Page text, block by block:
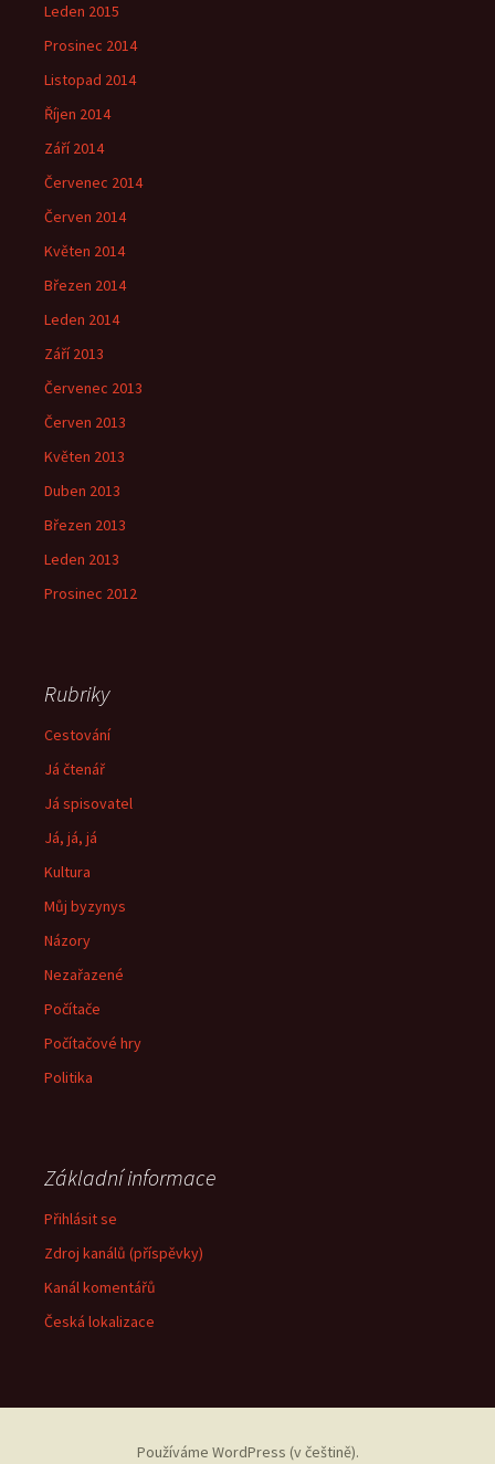
Leden 2015
Prosinec 2014
Listopad 2014
Říjen 2014
Září 2014
Červenec 2014
Červen 2014
Květen 2014
Březen 2014
Leden 2014
Září 2013
Červenec 2013
Červen 2013
Květen 2013
Duben 2013
Březen 2013
Leden 2013
Prosinec 2012
Rubriky
Cestování
Já čtenář
Já spisovatel
Já, já, já
Kultura
Můj byzynys
Názory
Nezařazené
Počítače
Počítačové hry
Politika
Základní informace
Přihlásit se
Zdroj kanálů (příspěvky)
Kanál komentářů
Česká lokalizace
Používáme WordPress (v češtině).